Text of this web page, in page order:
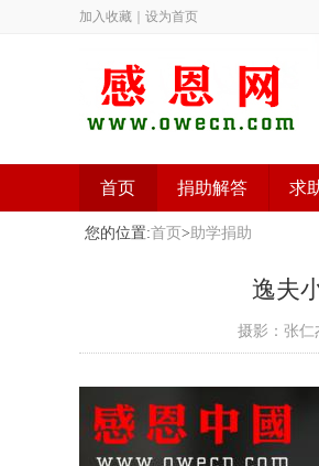
加入收藏 设为首页
首页 捐助解答 求
您的位置:首页 >助学捐助
逸夫
摄影：张